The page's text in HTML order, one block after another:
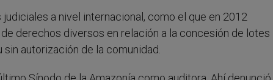
a nivel internacional, como el que en 2012
derechos diversos en relación a la concesión de lotes
autorización de la comunidad.